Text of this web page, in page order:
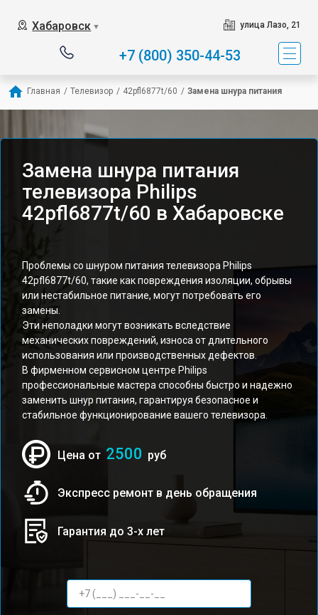
Хабаровск ▼ улица Лазо, 21
+7 (800) 350-44-53
Главная / Телевизор / 42pfl6877t/60 / Замена шнура питания
Замена шнура питания
телевизора Philips
42pfl6877t/60 в Хабаровске
Проблемы со шнуром питания телевизора Philips
42pfl6877t/60, такие как повреждения изоляции, обрывы
или нестабильное питание, могут потребовать его
замены.
Эти неполадки могут возникать вследствие
механических повреждений, износа от длительного
использования или производственных дефектов.
В фирменном сервисном центре Philips
профессиональные мастера способны быстро и надежно
заменить шнур питания, гарантируя безопасное и
стабильное функционирование вашего телевизора.
Цена от 2500 руб
Экспресс ремонт в день обращения
Гарантия до 3-х лет